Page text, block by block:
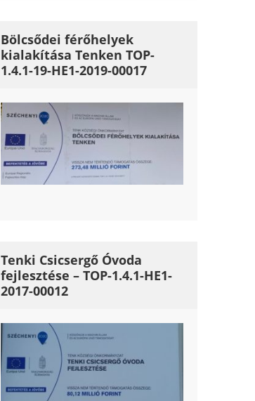
Bölcsődei férőhelyek
kialakítása Tenken TOP-
1.4.1-19-HE1-2019-00017
Tenki Csicsergő Óvoda
fejlesztése – TOP-1.4.1-HE1-
2017-00012